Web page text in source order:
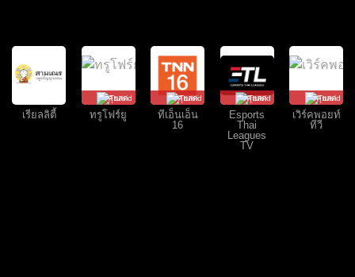
เรียลลิตี้
คุยสด
ทรูโฟร์ยู
คุยสด
ทีเอ็นเอ็น
16
คุยสด
Esports
Thai
Leagues
TV
คุยสด
เวิร์คพอยท์
ทีวี